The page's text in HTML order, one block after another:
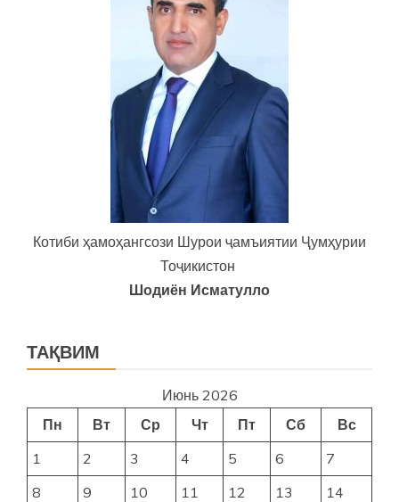
Котиби ҳамоҳангсози Шурои ҷамъиятии Ҷумҳурии
Тоҷикистон
Шодиён Исматулло
ТАҚВИМ
Июнь 2026
Пн
Вт Ср Чт Пт Сб Вс
1 2 3 4 5 6
7
8
9 10 11 12 13
14